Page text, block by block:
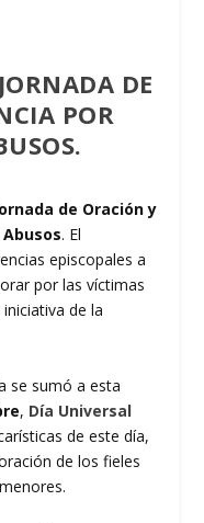
DE
POR
de Oración y
. El
episcopales a
por las víctimas
de la
se sumó a esta
, Día Universal
de este día,
de los fieles